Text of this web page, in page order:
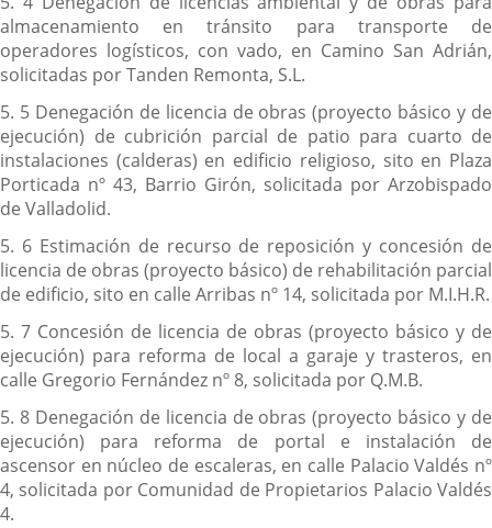
almacenamiento en tránsito para transporte de
operadores logísticos, con vado, en Camino San Adrián,
solicitadas por Tanden Remonta, S.L.
5. 5 Denegación de licencia de obras (proyecto básico y de
ejecución) de cubrición parcial de patio para cuarto de
instalaciones (calderas) en edificio religioso, sito en Plaza
Porticada nº 43, Barrio Girón, solicitada por Arzobispado
de Valladolid.
5. 6 Estimación de recurso de reposición y concesión de
licencia de obras (proyecto básico) de rehabilitación parcial
de edificio, sito en calle Arribas nº 14, solicitada por M.I.H.R.
5. 7 Concesión de licencia de obras (proyecto básico y de
ejecución) para reforma de local a garaje y trasteros, en
calle Gregorio Fernández nº 8, solicitada por Q.M.B.
5. 8 Denegación de licencia de obras (proyecto básico y de
ejecución) para reforma de portal e instalación de
ascensor en núcleo de escaleras, en calle Palacio Valdés nº
4, solicitada por Comunidad de Propietarios Palacio Valdés
4.